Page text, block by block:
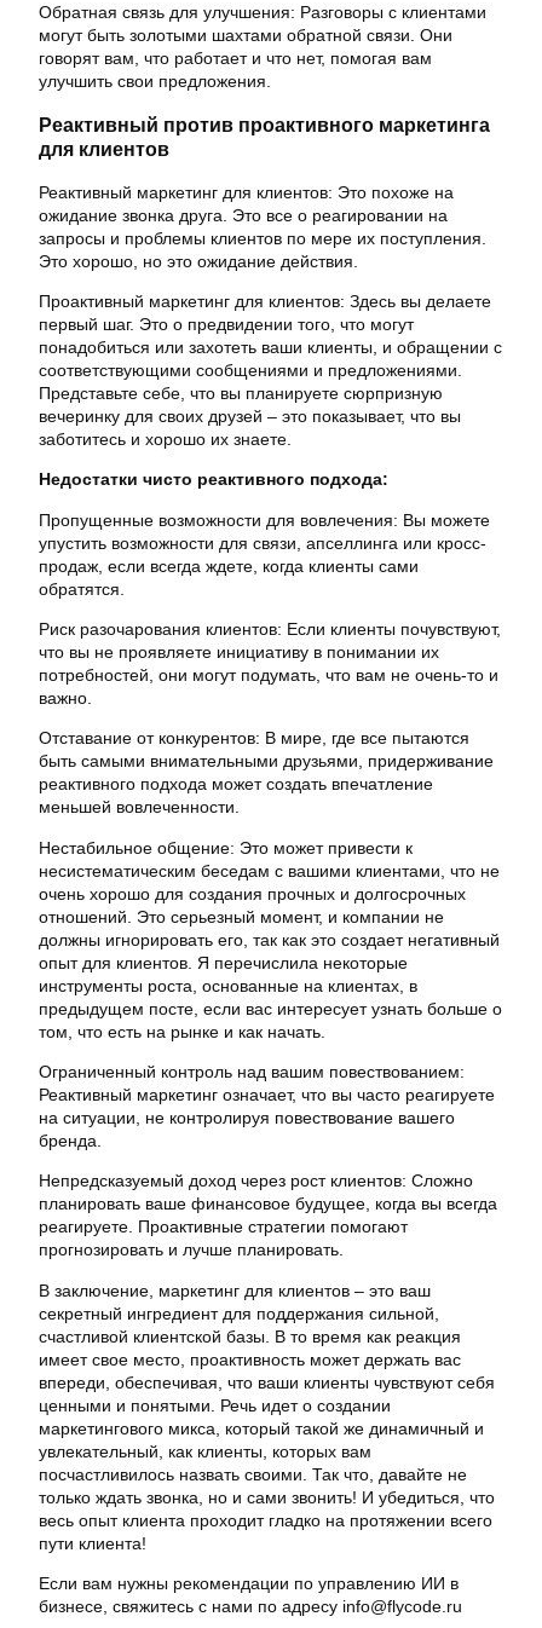
Обратная связь для улучшения: Разговоры с клиентами
могут быть золотыми шахтами обратной связи. Они
говорят вам, что работает и что нет, помогая вам
улучшить свои предложения.
Реактивный против проактивного маркетинга
для клиентов
Реактивный маркетинг для клиентов: Это похоже на
ожидание звонка друга. Это все о реагировании на
запросы и проблемы клиентов по мере их поступления.
Это хорошо, но это ожидание действия.
Проактивный маркетинг для клиентов: Здесь вы делаете
первый шаг. Это о предвидении того, что могут
понадобиться или захотеть ваши клиенты, и обращении с
соответствующими сообщениями и предложениями.
Представьте себе, что вы планируете сюрпризную
вечеринку для своих друзей – это показывает, что вы
заботитесь и хорошо их знаете.
Недостатки чисто реактивного подхода:
Пропущенные возможности для вовлечения: Вы можете
упустить возможности для связи, апселлинга или кросс-
продаж, если всегда ждете, когда клиенты сами
обратятся.
Риск разочарования клиентов: Если клиенты почувствуют,
что вы не проявляете инициативу в понимании их
потребностей, они могут подумать, что вам не очень-то и
важно.
Отставание от конкурентов: В мире, где все пытаются
быть самыми внимательными друзьями, придерживание
реактивного подхода может создать впечатление
меньшей вовлеченности.
Нестабильное общение: Это может привести к
несистематическим беседам с вашими клиентами, что не
очень хорошо для создания прочных и долгосрочных
отношений. Это серьезный момент, и компании не
должны игнорировать его, так как это создает негативный
опыт для клиентов. Я перечислила некоторые
инструменты роста, основанные на клиентах, в
предыдущем посте, если вас интересует узнать больше о
том, что есть на рынке и как начать.
Ограниченный контроль над вашим повествованием:
Реактивный маркетинг означает, что вы часто реагируете
на ситуации, не контролируя повествование вашего
бренда.
Непредсказуемый доход через рост клиентов: Сложно
планировать ваше финансовое будущее, когда вы всегда
реагируете. Проактивные стратегии помогают
прогнозировать и лучше планировать.
В заключение, маркетинг для клиентов – это ваш
секретный ингредиент для поддержания сильной,
счастливой клиентской базы. В то время как реакция
имеет свое место, проактивность может держать вас
впереди, обеспечивая, что ваши клиенты чувствуют себя
ценными и понятыми. Речь идет о создании
маркетингового микса, который такой же динамичный и
увлекательный, как клиенты, которых вам
посчастливилось назвать своими. Так что, давайте не
только ждать звонка, но и сами звонить! И убедиться, что
весь опыт клиента проходит гладко на протяжении всего
пути клиента!
Если вам нужны рекомендации по управлению ИИ в
бизнесе, свяжитесь с нами по адресу info@flycode.ru